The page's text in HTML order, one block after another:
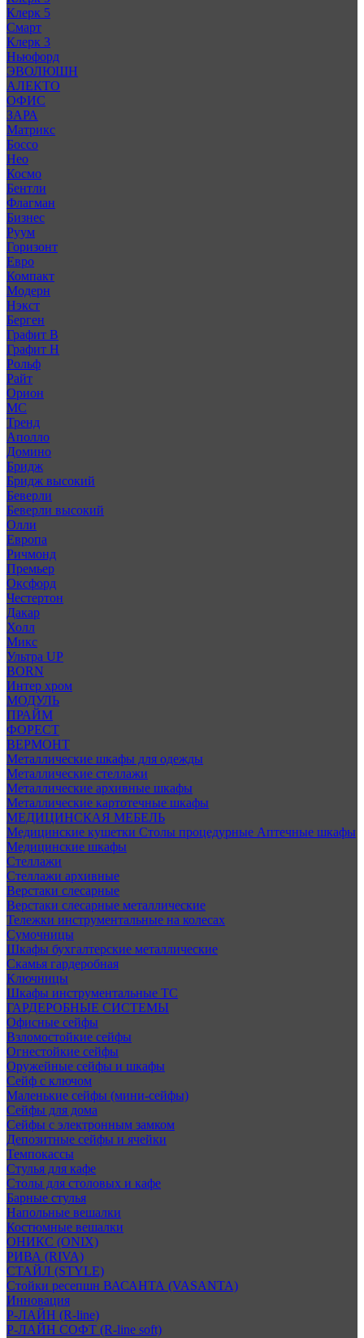
Клерк 5
Смарт
Клерк 3
Ньюфорд
ЭВОЛЮШН
АЛЕКТО
ОФИС
ЗАРА
Матрикс
Боссо
Нео
Космо
Бентли
Флагман
Бизнес
Руум
Горизонт
Евро
Компакт
Модерн
Нэкст
Берген
Графит В
Графит Н
Рольф
Райт
Орион
МС
Тренд
Аполло
Домино
Бридж
Бридж высокий
Беверли
Беверли высокий
Олли
Европа
Ричмонд
Премьер
Оксфорд
Честертон
Дакар
Холл
Микс
Ультра UP
BORN
Интер хром
МОДУЛЬ
ПРАЙМ
ФОРЕСТ
ВЕРМОНТ
Металлические шкафы для одежды
Металлические стеллажи
Металлические архивные шкафы
Металлические картотечные шкафы
МЕДИЦИНСКАЯ МЕБЕЛЬ
Медицинские кушетки Столы процедурные Аптечные шкафы
Медицинские шкафы
Стеллажи
Стеллажи архивные
Верстаки слесарные
Верстаки слесарные металлические
Тележки инструментальные на колесах
Сумочницы
Шкафы бухгалтерские металлические
Скамья гардеробная
Ключницы
Шкафы инструментальные ТС
ГАРДЕРОБНЫЕ СИСТЕМЫ
Офисные сейфы
Взломостойкие сейфы
Огнестойкие сейфы
Оружейные сейфы и шкафы
Сейф с ключом
Маленькие сейфы (мини-сейфы)
Сейфы для дома
Сейфы с электронным замком
Депозитные сейфы и ячейки
Темпокассы
Стулья для кафе
Столы для столовых и кафе
Барные стулья
Напольные вешалки
Костюмные вешалки
ОНИКС (ONIX)
РИВА (RIVA)
СТАЙЛ (STYLE)
Стойки ресепшн ВАСАНТА (VASANTA)
Инновация
Р-ЛАЙН (R-line)
Р-ЛАЙН СОФТ (R-line soft)